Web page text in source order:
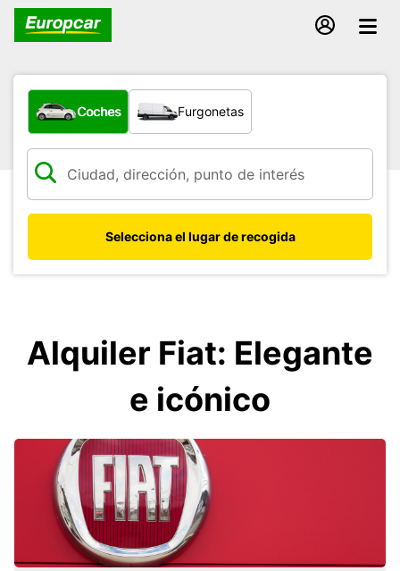
¿Qué tipo de vehículo?
Coches Furgonetas
Selecciona el lugar de recogida
Alquiler Fiat: Elegante
e icónico